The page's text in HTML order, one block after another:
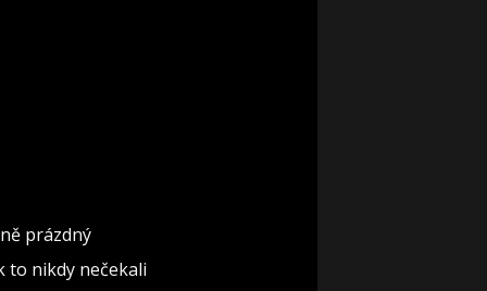
prázdný
to nikdy nečekali